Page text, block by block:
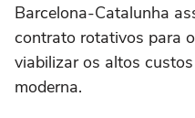
Barcelona-Catalunha
contrato rotativos para
viabilizar os altos
moderna.